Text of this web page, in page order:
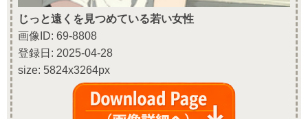
じっと遠くを見つめている若い女性
画像ID: 69-8808
登録日: 2025-04-28
size: 5824x3264px